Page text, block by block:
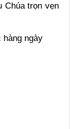
Chúa trọn vẹn
ngày